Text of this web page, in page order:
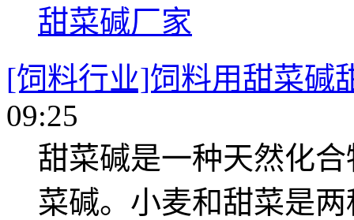
甜菜碱厂家
[饲料行业]饲料用甜菜碱
09:25
甜菜碱是一种天然化
菜碱。小麦和甜菜是